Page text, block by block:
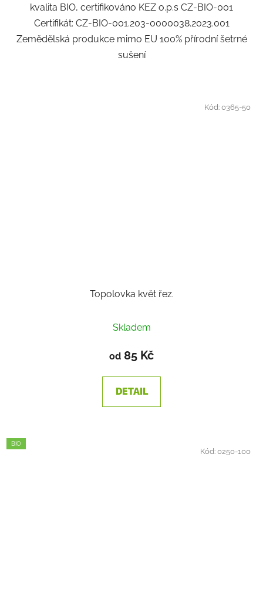
kvalita BIO, certifikováno KEZ o.p.s CZ-BIO-001
Certifikát: CZ-BIO-001.203-0000038.2023.001
Zemědělská produkce mimo EU 100% přírodní šetrné
sušení
Topolovka květ řez.
Skladem
od 85 Kč
DETAIL
Kód:0365-50
BIO
Kód:0250-100